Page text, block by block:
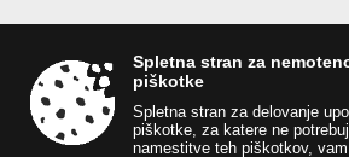
Spletna stran za
piškotke
Spletna stran za delovanje
piškotke, za katere ne
namestitve teh piškotkov,